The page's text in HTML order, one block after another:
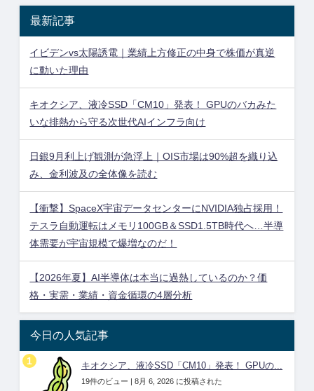
最新記事
イビデンvs太陽誘電｜業績上方修正の中身で株価が真逆
に動いた理由
キオクシア、液冷SSD「CM10」発表！ GPUのバカみた
いな排熱から守る次世代AIインフラ向け
日銀9月利上げ観測が急浮上｜OIS市場は90%超を織り込
み、金利波及の全体像を読む
【衝撃】SpaceX宇宙データセンターにNVIDIA独占採用！
テスラ自動運転はメモリ100GB＆SSD1.5TB時代へ…半導
体需要が宇宙規模で爆増なのだ！
【2026年夏】AI半導体は本当に過熱しているのか？価
格・実需・業績・資金循環の4層分析
今日の人気記事
キオクシア、液冷SSD「CM10」発表！ GPUの...
19件のビュー | 8月 6, 2026 に投稿された